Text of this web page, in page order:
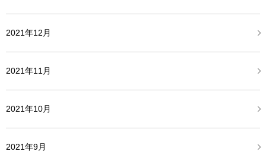
2021年12月
2021年11月
2021年10月
2021年9月